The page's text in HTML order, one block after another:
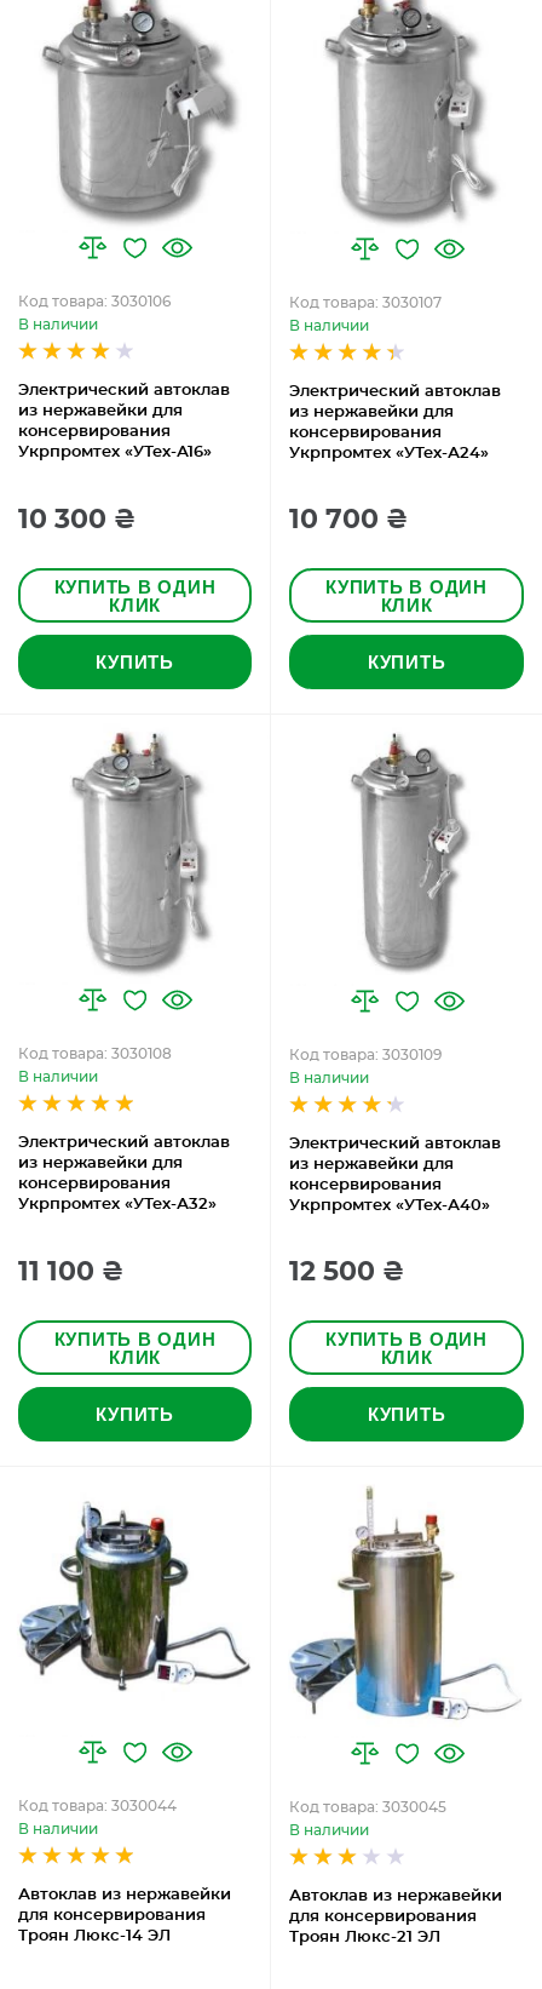
Электрический автоклав
из нержавейки для
консервирования
Укрпромтех «УТех-А16»
Код товара: 3030106
В наличии
10 300 ₴
КУПИТЬ В ОДИН
КЛИК
КУПИТЬ
Электрический автоклав
из нержавейки для
консервирования
Укрпромтех «УТех-А24»
Код товара: 3030107
В наличии
10 700 ₴
КУПИТЬ В ОДИН
КЛИК
КУПИТЬ
Электрический автоклав
из нержавейки для
консервирования
Укрпромтех «УТех-А32»
Код товара: 3030108
В наличии
11 100 ₴
КУПИТЬ В ОДИН
КЛИК
КУПИТЬ
Электрический автоклав
из нержавейки для
консервирования
Укрпромтех «УТех-А40»
Код товара: 3030109
В наличии
12 500 ₴
КУПИТЬ В ОДИН
КЛИК
КУПИТЬ
Автоклав из нержавейки
для консервирования
Троян Люкс-14 ЭЛ
Код товара: 3030044
В наличии
Автоклав из нержавейки
для консервирования
Троян Люкс-21 ЭЛ
Код товара: 3030045
В наличии